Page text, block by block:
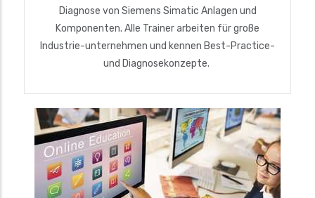
Diagnose von Siemens Simatic Anlagen und
Komponenten. Alle Trainer arbeiten für große
Industrie-unternehmen und kennen Best-Practice-
und Diagnosekonzepte.